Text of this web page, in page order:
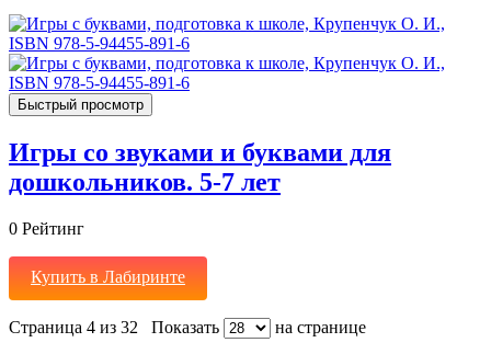
Быстрый просмотр
Игры со звуками и буквами для
дошкольников. 5-7 лет
0 Рейтинг
Купить в Лабиринте
Страница 4 из 32 Показать на странице